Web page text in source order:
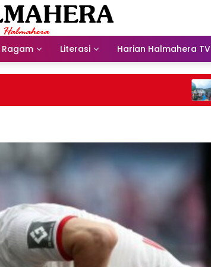
Ragam Literasi Harian Halmahera TV
Al